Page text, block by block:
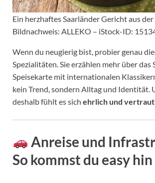
Ein herzhaftes Saarländer Gericht aus
Bildnachweis: ALLEKO – iStock-ID:
Wenn du neugierig bist, probier genau
Spezialitäten. Sie erzählen mehr über das
Speisekarte mit internationalen
kein Trend, sondern Alltag und Identität.
deshalb fühlt es sich ehrlich und vertraut
Anreise und
So kommst du easy hin